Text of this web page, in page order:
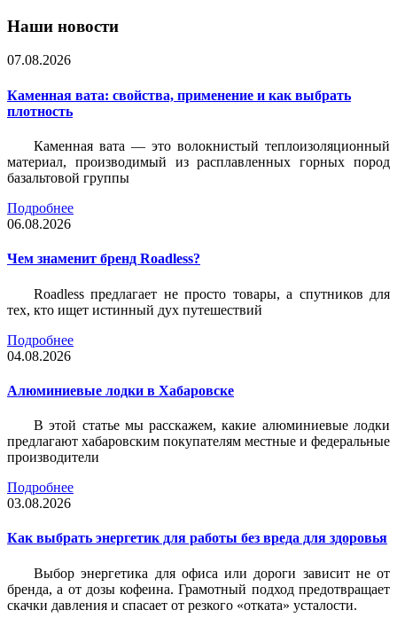
Наши новости
07.08.2026
Каменная вата: свойства, применение и как выбрать
плотность
Каменная вата — это волокнистый теплоизоляционный
материал, производимый из расплавленных горных пород
базальтовой группы
Подробнее
06.08.2026
Чем знаменит бренд Roadless?
Roadless предлагает не просто товары, а спутников для
тех, кто ищет истинный дух путешествий
Подробнее
04.08.2026
Алюминиевые лодки в Хабаровске
В этой статье мы расскажем, какие алюминиевые лодки
предлагают хабаровским покупателям местные и федеральные
производители
Подробнее
03.08.2026
Как выбрать энергетик для работы без вреда для здоровья
Выбор энергетика для офиса или дороги зависит не от
бренда, а от дозы кофеина. Грамотный подход предотвращает
скачки давления и спасает от резкого «отката» усталости.